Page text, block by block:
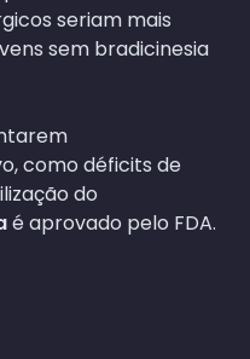
seriam mais
sem bradicinesia
como déficits de
do
é aprovado pelo FDA.